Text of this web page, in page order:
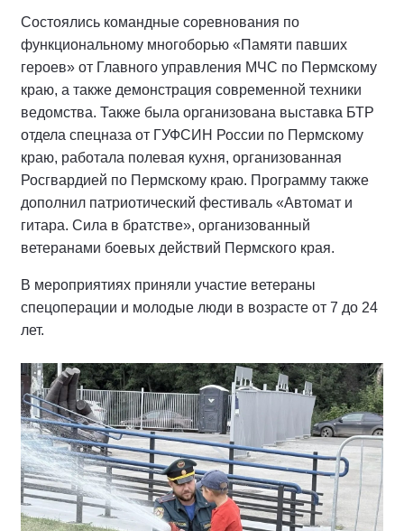
Состоялись командные соревнования по
функциональному многоборью «Памяти павших
героев» от Главного управления МЧС по Пермскому
краю, а также демонстрация современной техники
ведомства. Также была организована выставка БТР
отдела спецназа от ГУФСИН России по Пермскому
краю, работала полевая кухня, организованная
Росгвардией по Пермскому краю. Программу также
дополнил патриотический фестиваль «Автомат и
гитара. Сила в братстве», организованный
ветеранами боевых действий Пермского края.
В мероприятиях приняли участие ветераны
спецоперации и молодые люди в возрасте от 7 до 24
лет.